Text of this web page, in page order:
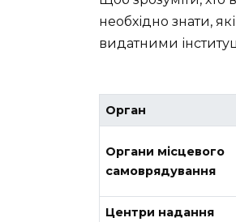
необхідно знати,
видатними
Орган
Органи місцевого
самоврядування
Центри надання